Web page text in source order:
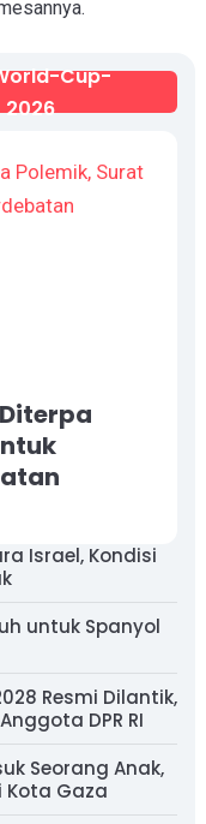
Cup-
2026
Israel, Kondisi
untuk Spanyol
Resmi Dilantik,
DPR RI
Seorang Anak,
Kota Gaza